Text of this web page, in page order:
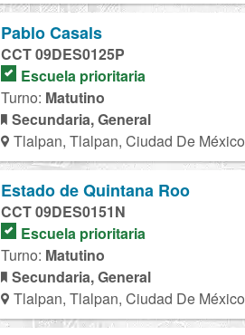
Pablo Casals
CCT 09DES0125P
Escuela prioritaria
Turno: Matutino
Secundaria, General
Tlalpan, Tlalpan, Ciudad De México
Estado de Quintana Roo
CCT 09DES0151N
Escuela prioritaria
Turno: Matutino
Secundaria, General
Tlalpan, Tlalpan, Ciudad De México